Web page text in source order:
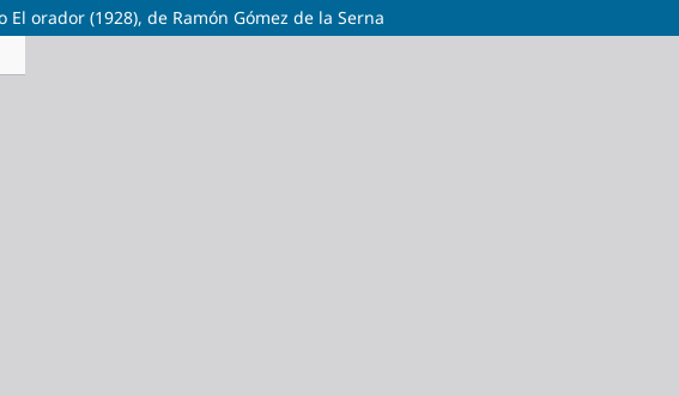
orador (1928), de Ramón Gómez de la Serna